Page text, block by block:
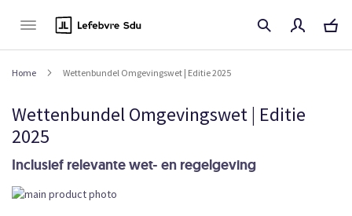
Home Wettenbundel Omgevingswet | Editie 2025
Wettenbundel Omgevingswet | Editie
2025
Inclusief relevante wet- en regelgeving
Ga